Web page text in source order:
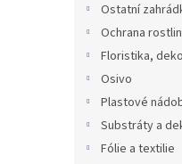
Ostatní
Ochrana
Floristika,
Osivo
Plastové
Substráty a
Fólie a textilie